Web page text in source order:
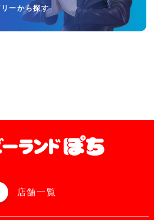
ーから探す
店舗一覧